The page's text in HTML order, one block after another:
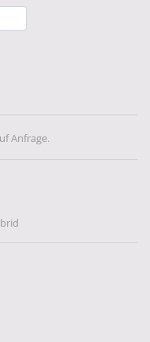
Anfrage.